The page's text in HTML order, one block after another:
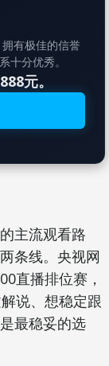
有极佳的信誉
十分优秀。
元。
主流观看路
条线。央视网
直播排位赛，
说、想稳定跟
最稳妥的选